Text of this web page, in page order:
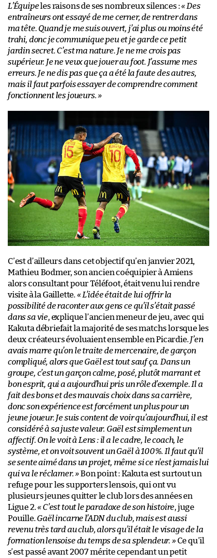
L’Équipeles raisons de ses nombreux silences :« Des
entraîneurs ont essayé de me cerner, de rentrer dans
ma tête. Quand je me suis ouvert, j’ai plus ou moins été
trahi, donc je communique peu et je garde ce petit
jardin secret. C’est ma nature. Je ne me crois pas
supérieur. Je ne veux que jouer au foot. J’assume mes
erreurs. Je ne dis pas que ça a été la faute des autres,
mais il faut parfois essayer de comprendre comment
fonctionnent les joueurs. »
C’est d’ailleurs dans cet objectif qu’en janvier 2021,
Mathieu Bodmer, son ancien coéquipier à Amiens
alors consultant pour Téléfoot, était venu lui rendre
visite à la Gaillette. « L’idée était de lui offrir la
possibilité de raconter aux gens ce qu’il s’était passé
dans sa vie, explique l’ancien meneur de jeu, avec qui
Kakuta débriefait la majorité de ses matchs lorsque les
deux créateurs évoluaient ensemble en Picardie. J’en
avais marre qu’on le traite de mercenaire, de garçon
compliqué, alors que Gaël est tout sauf ça. Dans un
groupe, c’est un garçon calme, posé, plutôt marrant et
bon esprit, qui a aujourd’hui pris un rôle d’exemple. Il a
fait des bons et des mauvais choix dans sa carrière,
donc son expérience est forcément un plus pour un
jeune joueur. Je suis content de voir qu’aujourd’hui, il est
considéré à sa juste valeur. Gaël est simplement un
affectif. On le voit à Lens : il a le cadre, le coach, le
système, et on voit souvent un Gaël à 100%. Il faut qu’il
se sente aimé dans un projet, même si ce n’est jamais lui
qui va le réclamer. »Bon point : Kakuta est surtout un
refuge pour les supporters lensois, qui ont vu
plusieurs jeunes quitter le club lors des années en
Ligue 2.« C’est tout le paradoxe de son histoire, juge
Pouille. Gaël incarne l’ADN du club, mais est aussi
revenu très tard au club, alors qu’il était le visage de la
formation lensoise du temps de sa splendeur. »Ce qu’il
s’est passé avant 2007 mérite cependant un petit